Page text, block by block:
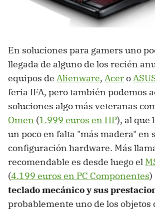
En soluciones para gamers uno
llegada de alguno de los recién
equipos de Alienware, Acero
feria IFA, pero también podemos
soluciones algo más veteranas
Omen (1.999 euros en HP), al que
un poco en falta "más madera" en
configuración hardware. Más
recomendable es desde luego el
(4.199 euros en PC Componentes)
teclado mecánico y sus
probablemente uno de los objetos